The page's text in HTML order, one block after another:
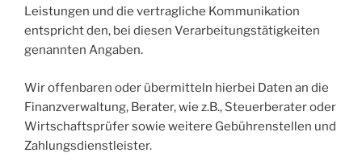
Leistungen und die vertragliche Kommunikation
entspricht den, bei diesen Verarbeitungstätigkeiten
genannten Angaben.
Wir offenbaren oder übermitteln hierbei Daten an die
Finanzverwaltung, Berater, wie z.B., Steuerberater oder
Wirtschaftsprüfer sowie weitere Gebührenstellen und
Zahlungsdienstleister.